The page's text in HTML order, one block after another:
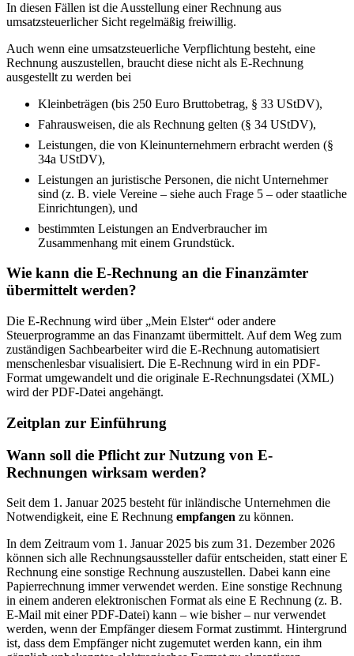
In diesen Fällen ist die Ausstellung einer Rechnung aus
umsatzsteuerlicher Sicht regelmäßig freiwillig.
Auch wenn eine umsatzsteuerliche Verpflichtung besteht, eine
Rechnung auszustellen, braucht diese nicht als E-Rechnung
ausgestellt zu werden bei
Kleinbeträgen (bis 250 Euro Bruttobetrag, § 33 UStDV),
Fahrausweisen, die als Rechnung gelten (§ 34 UStDV),
Leistungen, die von Kleinunternehmern erbracht werden (§
34a UStDV),
Leistungen an juristische Personen, die nicht Unternehmer
sind (z. B. viele Vereine – siehe auch Frage 5 – oder staatliche
Einrichtungen), und
bestimmten Leistungen an Endverbraucher im
Zusammenhang mit einem Grundstück.
Wie kann die E-Rechnung an die Finanzämter
übermittelt werden?
Die E-Rechnung wird über „Mein Elster“ oder andere
Steuerprogramme an das Finanzamt übermittelt. Auf dem Weg zum
zuständigen Sachbearbeiter wird die E-Rechnung automatisiert
menschenlesbar visualisiert. Die E-Rechnung wird in ein PDF-
Format umgewandelt und die originale E-Rechnungsdatei (XML)
wird der PDF-Datei angehängt.
Zeitplan zur Einführung
Wann soll die Pflicht zur Nutzung von E-
Rechnungen wirksam werden?
Seit dem 1. Januar 2025 besteht für inländische Unternehmen die
Notwendigkeit, eine E Rechnung empfangen zu können.
In dem Zeitraum vom 1. Januar 2025 bis zum 31. Dezember 2026
können sich alle Rechnungsaussteller dafür entscheiden, statt einer E
Rechnung eine sonstige Rechnung auszustellen. Dabei kann eine
Papierrechnung immer verwendet werden. Eine sonstige Rechnung
in einem anderen elektronischen Format als eine E Rechnung (z. B.
E-Mail mit einer PDF-Datei) kann – wie bisher – nur verwendet
werden, wenn der Empfänger diesem Format zustimmt. Hintergrund
ist, dass dem Empfänger nicht zugemutet werden kann, ein ihm